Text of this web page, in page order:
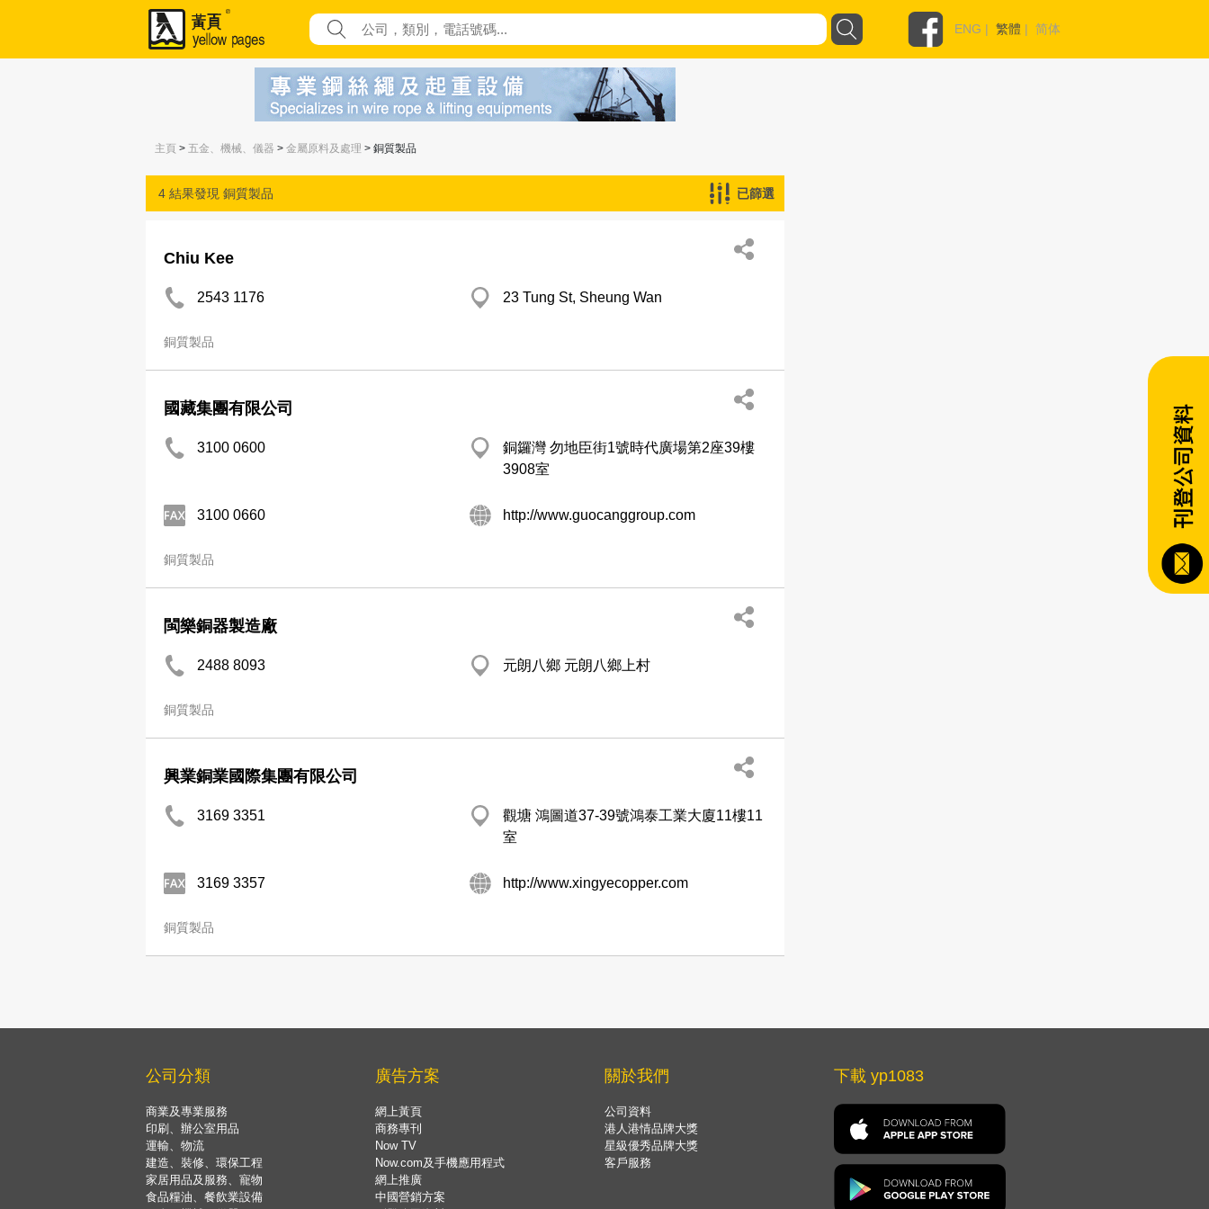
ENG | 繁體 | 简体
主頁 > 五金、機械、儀器 > 金屬原料及處理 > 銅質製品
4 結果發現 銅質製品 已篩選
Chiu Kee
2543 1176 23 Tung St, Sheung Wan
銅質製品
國藏集團有限公司
3100 0600
銅鑼灣 勿地臣街1號時代廣場第2座39樓
3908室
3100 0660 http://www.guocanggroup.com
銅質製品
閩樂銅器製造廠
2488 8093 元朗八鄉 元朗八鄉上村
銅質製品
興業銅業國際集團有限公司
3169 3351
觀塘 鴻圖道37-39號鴻泰工業大廈11樓11
室
3169 3357 http://www.xingyecopper.com
銅質製品
公司分類
商業及專業服務
印刷、辦公室用品
運輸、物流
建造、裝修、環保工程
家居用品及服務、寵物
食品糧油、餐飲業設備
廣告方案
網上黃頁
商務專刊
Now TV
Now.com及手機應用程式
網上推廣
中國營銷方案
關於我們
公司資料
港人港情品牌大獎
星級優秀品牌大獎
客戶服務
下載 yp1083